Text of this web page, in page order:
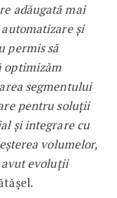
adăugată mai
și
permis să
optimizăm
segmentului
pentru soluții
și integrare cu
volumelor,
evoluții